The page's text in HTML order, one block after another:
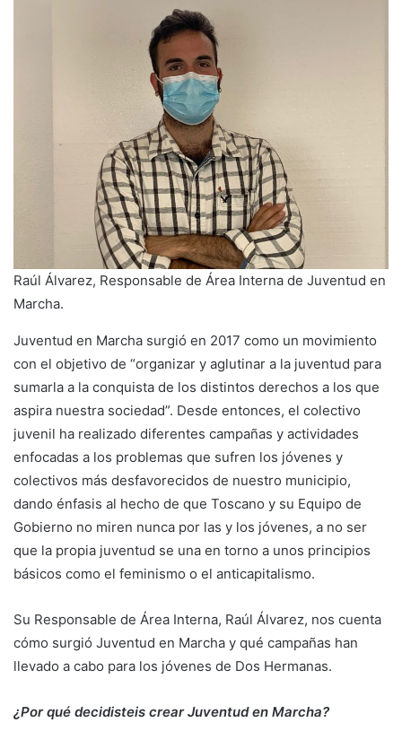
Raúl Álvarez, Responsable de Área Interna de Juventud en
Marcha.
Juventud en Marcha surgió en 2017 como un movimiento
con el objetivo de “organizar y aglutinar a la juventud para
sumarla a la conquista de los distintos derechos a los que
aspira nuestra sociedad”. Desde entonces, el colectivo
juvenil ha realizado diferentes campañas y actividades
enfocadas a los problemas que sufren los jóvenes y
colectivos más desfavorecidos de nuestro municipio,
dando énfasis al hecho de que Toscano y su Equipo de
Gobierno no miren nunca por las y los jóvenes, a no ser
que la propia juventud se una en torno a unos principios
básicos como el feminismo o el anticapitalismo.
Su Responsable de Área Interna, Raúl Álvarez, nos cuenta
cómo surgió Juventud en Marcha y qué campañas han
llevado a cabo para los jóvenes de Dos Hermanas.
¿Por qué decidisteis crear Juventud en Marcha?